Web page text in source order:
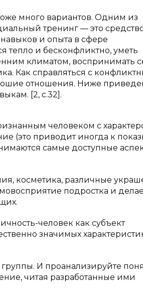
много вариантов. Одним из
тренинг — это
и опыта в сфере
тепло и бесконфликтно, уметь
климатом, воспринимать
Как справляться с
отношения. Ниже
[2, с.32].
человеком с
(это приводит иногда к
самые доступные
косметика, различные
подростка и
человек как субъект
значимых
группы. И проанализируйте
читая разработанные ими